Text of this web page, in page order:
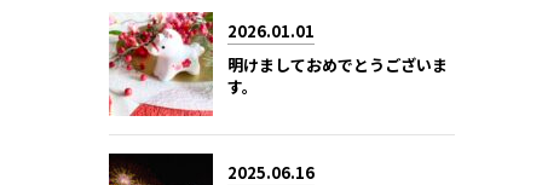
2026.01.01
明けましておめでとうございま
す。
2025.06.16